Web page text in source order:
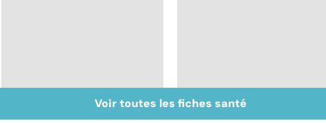
Trisomie 21 : du
Maladie de
Voir toutes les fiches santé